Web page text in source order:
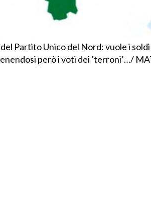
del Partito Unico del Nord: vuole i
però i voti dei ‘terroni’…/